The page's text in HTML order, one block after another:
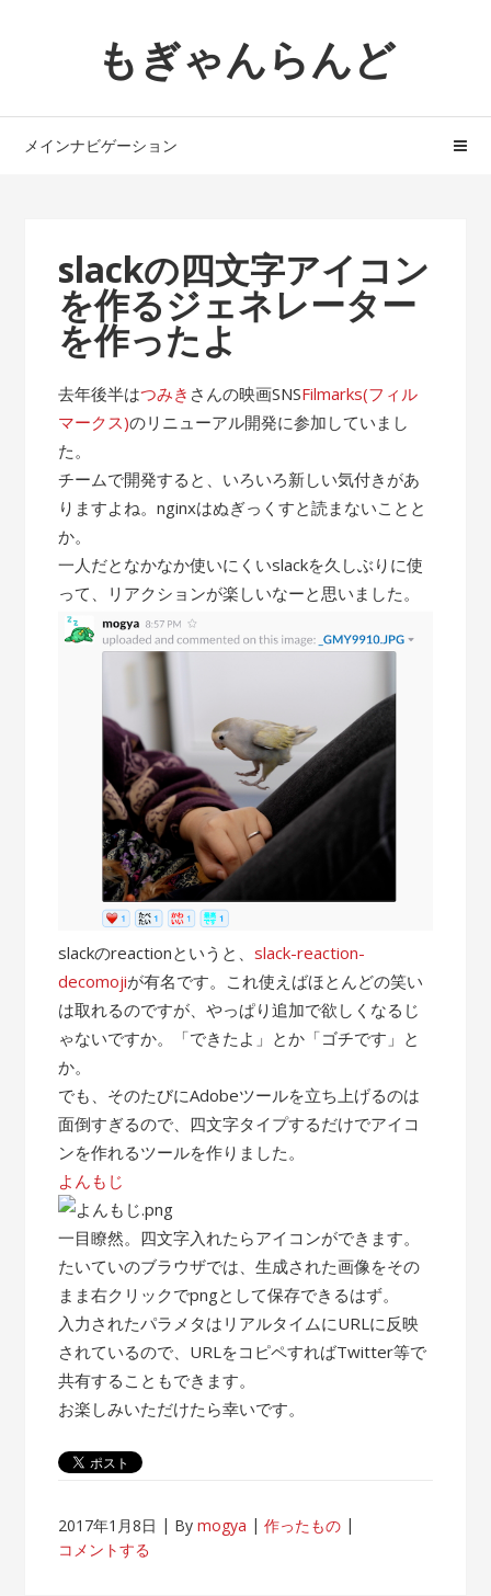
ョ
へ
もぎゃんらんど
メインナビゲーション
slackの四文字アイコン
を作るジェネレーター
を作ったよ
去年後半はつみき さんの映画SNSFilmarks(フィル
マークス)のリニューアル開発に参加していまし
た。
チームで開発すると、いろいろ新しい気付きがあ
りますよね。nginxはぬぎっくすと読まないことと
か。
一人だとなかなか使いにくいslackを久しぶりに使
って、リアクションが楽しいなーと思いました。
slackのreactionというと、slack-reaction-
decomojiが有名です。これ使えばほとんどの笑い
は取れるのですが、やっぱり追加で欲しくなるじ
ゃないですか。「できたよ」とか「ゴチです」と
か。
でも、そのたびにAdobeツールを立ち上げるのは
面倒すぎるので、四文字タイプするだけでアイコ
ンを作れるツールを作りました。
よんもじ
一目瞭然。四文字入れたらアイコンができます。
たいていのブラウザでは、生成された画像をその
まま右クリックでpngとして保存できるはず。
入力されたパラメタはリアルタイムにURLに反映
されているので、URLをコピペすればTwitter等で
共有することもできます。
お楽しみいただけたら幸いです。
2017年1月8日 Bymogya
作ったもの
コメントする